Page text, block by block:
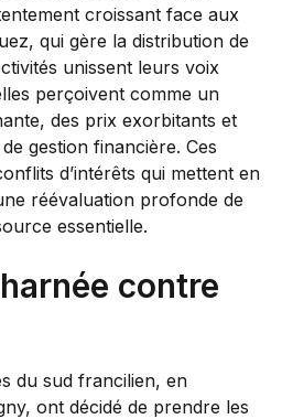
croissant face aux
qui gère la distribution de
unissent leurs voix
perçoivent comme un
des prix exorbitants et
gestion financière. Ces
d’intérêts qui mettent en
réévaluation profonde de
essentielle.
contre
du sud francilien, en
ont décidé de prendre les